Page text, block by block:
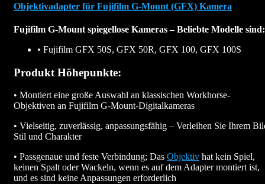
Objektivadapter für Fujifilm G-Mount (GFX) Kamera
Fujifilm G-Mount spiegellose Kameras – Beliebte Modelle sind:
• Fujifilm GFX 50S, GFX 50R, GFX 100, GFX 100S
Produkt Höhepunkte:
• Montiert eine große Auswahl an klassischen Workhorse-
Objektiven an Fujifilm G-Mount-Digitalkameras
• Vielseitig, zuverlässig, anpassungsfähig – Verleihen Sie Ihrem
Stil und Charakter
• Passgenaue und feste Verbindung; Das Objektiv hat kein Spiel,
keinen Spalt oder Wackeln, wenn es auf dem Adapter montiert ist,
und es sind keine Anpassungen erforderlich